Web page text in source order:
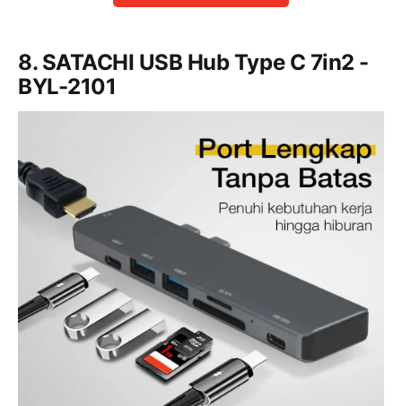
8. SATACHI USB Hub Type C 7in2 -
BYL-2101